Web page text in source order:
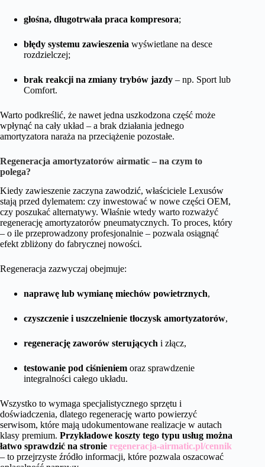
głośna, długotrwała praca kompresora;
błędy systemu zawieszenia wyświetlane na desce
rozdzielczej;
brak reakcji na zmiany trybów jazdy – np. Sport lub
Comfort.
Warto podkreślić, że nawet jedna uszkodzona część może
wpłynąć na cały układ – a brak działania jednego
amortyzatora naraża na przeciążenie pozostałe.
Regeneracja amortyzatorów airmatic – na czym to
polega?
Kiedy zawieszenie zaczyna zawodzić, właściciele Lexusów
stają przed dylematem: czy inwestować w nowe części OEM,
czy poszukać alternatywy. Właśnie wtedy warto rozważyć
regenerację amortyzatorów pneumatycznych. To proces, który
– o ile przeprowadzony profesjonalnie – pozwala osiągnąć
efekt zbliżony do fabrycznej nowości.
Regeneracja zazwyczaj obejmuje:
naprawę lub wymianę miechów powietrznych,
czyszczenie i uszczelnienie tłoczysk amortyzatorów,
regenerację zaworów sterujących i złącz,
testowanie pod ciśnieniem oraz sprawdzenie
integralności całego układu.
Wszystko to wymaga specjalistycznego sprzętu i
doświadczenia, dlatego regenerację warto powierzyć
serwisom, które mają udokumentowane realizacje w autach
klasy premium. Przykładowe koszty tego typu usług można
łatwo sprawdzić na stronie regeneracja-airmatic.pl/cennik
– to przejrzyste źródło informacji, które pozwala oszacować